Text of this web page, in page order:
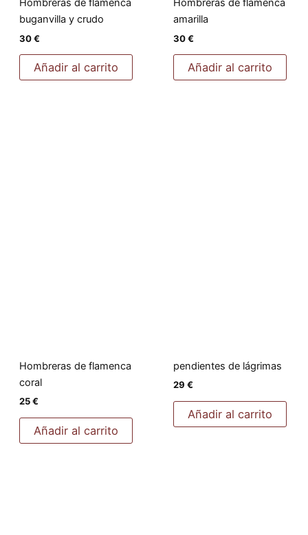
Hombreras de flamenca
buganvilla y crudo
30€
Añadir al carrito
Hombreras de flamenca
amarilla
30€
Añadir al carrito
Hombreras de flamenca
coral
25€
Añadir al carrito
pendientes de lágrimas
29 €
Añadir al carrito